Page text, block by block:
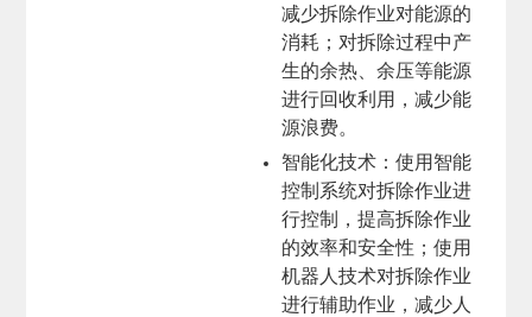
减少拆除作业对能源的
消耗；对拆除过程中产
生的余热、余压等能源
进行回收利用，减少能
源浪费。
智能化技术：使用智能
控制系统对拆除作业进
行控制，提高拆除作业
的效率和安全性；使用
机器人技术对拆除作业
进行辅助作业，减少人